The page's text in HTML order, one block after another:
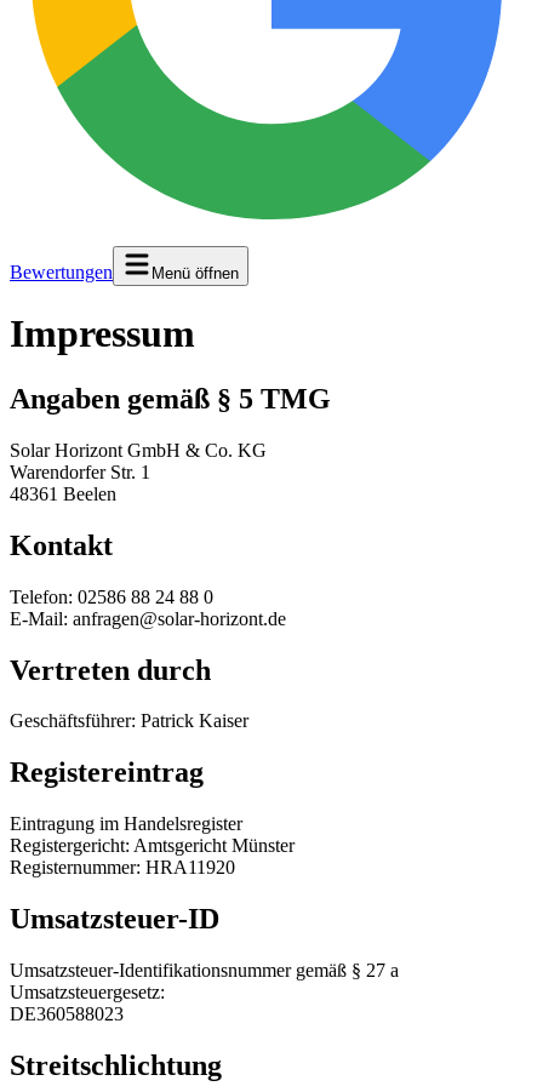
Bewertungen Menü öffnen
Impressum
Angaben gemäß § 5 TMG
Solar Horizont GmbH & Co. KG
Warendorfer Str. 1
48361 Beelen
Kontakt
Telefon: 02586 88 24 88 0
E-Mail: anfragen@solar-horizont.de
Vertreten durch
Geschäftsführer: Patrick Kaiser
Registereintrag
Eintragung im Handelsregister
Registergericht: Amtsgericht Münster
Registernummer: HRA11920
Umsatzsteuer-ID
Umsatzsteuer-Identifikationsnummer gemäß § 27 a
Umsatzsteuergesetz:
DE360588023
Streitschlichtung